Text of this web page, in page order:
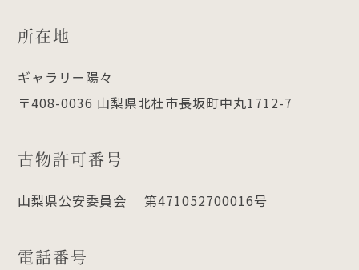
所在地
ギャラリー陽々
〒408-0036 山梨県北杜市長坂町中丸1712-7
古物許可番号
山梨県公安委員会 第471052700016号
電話番号